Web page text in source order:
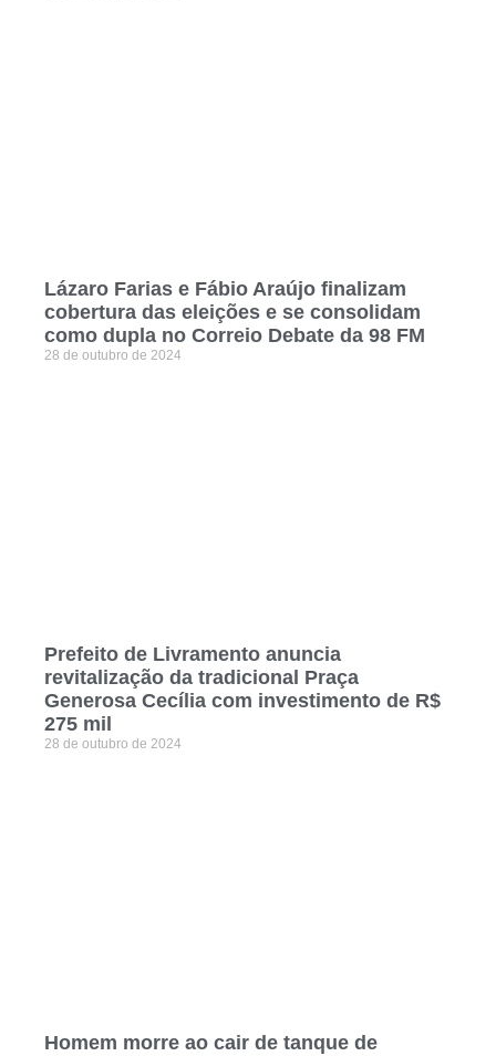
Lázaro Farias e Fábio Araújo finalizam
cobertura das eleições e se consolidam
como dupla no Correio Debate da 98 FM
28 de outubro de 2024
Prefeito de Livramento anuncia
revitalização da tradicional Praça
Generosa Cecília com investimento de R$
275 mil
28 de outubro de 2024
Homem morre ao cair de tanque de